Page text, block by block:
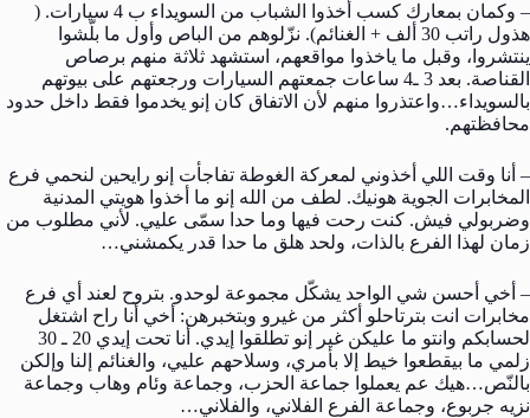
– وكمان بمعارك كسب أخذوا الشباب من السويداء ب 4 سيارات. (
هذول راتب 30 ألف + الغنائم). نزّلوهم من الباص وأول ما بلّشوا
ينتشروا، وقبل ما ياخذوا مواقعهم، استشهد ثلاثة منهم برصاص
القناصة. بعد 3 ـ4 ساعات جمعتهم السيارات ورجعتهم على بيوتهم
بالسويداء…واعتذروا منهم لأن الاتفاق كان إنو يخدموا فقط داخل حدود
محافظتهم.
– أنا وقت اللي أخذوني لمعركة الغوطة تفاجأت إنو رايحين لنحمي فرع
المخابرات الجوية هونيك. لطف من الله إنو ما أخذوا هويتي المدنية
وضربولي فيش. كنت رحت فيها وما حدا سمّى عليي. لأني مطلوب من
زمان لهذا الفرع بالذات، ولحد هلق ما حدا قدر يكمشني…
– أخي أحسن شي الواحد يشكّل مجموعة لوحدو. بتروح لعند أي فرع
مخابرات انت بترتاحلو أكثر من غيرو وبتخبرهن: أخي أنا راح اشتغل
لحسابكم وانتو ما عليكن غير إنو تطلقوا إيدي. أنا تحت إيدي 20 ـ 30
زلمي ما بيقطعوا خيط إلا بأمري، وسلاحهم عليي، والغنائم إلنا وإلكن
بالنّص…هيك عم يعملوا جماعة الحزب، وجماعة وئام وهاب وجماعة
نزيه جربوع، وجماعة الفرع الفلاني، والفلاني…